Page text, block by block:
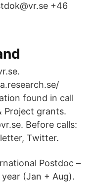
+46
found in call
Project grants.
Before calls:
Twitter.
Postdoc –
(Jan + Aug).